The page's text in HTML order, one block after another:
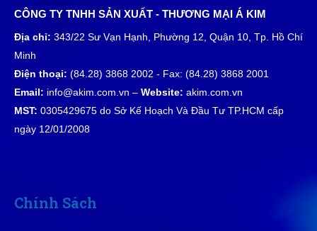
CÔNG TY TNHH SẢN XUẤT - THƯƠNG MẠI Á KIM
Địa chỉ: 343/22 Sư Vạn Hạnh, Phường 12, Quận 10, Tp. Hồ Chí
Minh
Điện thoại: (84.28) 3868 2002 - Fax: (84.28) 3868 2001
Email: info@akim.com.vn – Website: akim.com.vn
MST: 0305429675 do Sở Kế Hoạch Và Đầu Tư TP.HCM cấp
ngày 12/01/2008
Chính Sách